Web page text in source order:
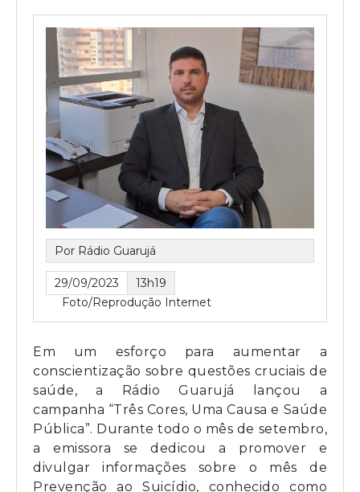
Por Rádio Guarujá
29/09/2023
13h19
Foto/Reprodução Internet
Em um esforço para aumentar a
conscientização sobre questões cruciais de
saúde, a Rádio Guarujá lançou a
campanha “Três Cores, Uma Causa e Saúde
Pública”. Durante todo o mês de setembro,
a emissora se dedicou a promover e
divulgar informações sobre o mês de
Prevenção ao Suicídio, conhecido como